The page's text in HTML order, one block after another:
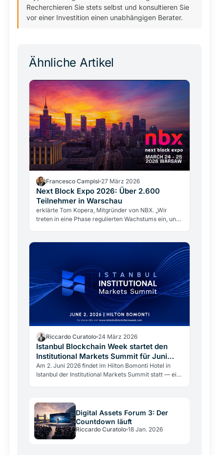
Recherchieren Sie stets selbst und konsultieren Sie
vor einer Investition einen unabhängigen Berater.
Ähnliche Artikel
Francesco Campisi 27 März 2026
Next Block Expo 2026: Über 2.600
Teilnehmer in Warschau
erklärte Tom Kopera, Mitgründer von NBX. „Wir
treten in eine Phase regulierten Wachstums ein, und
Riccardo Curatolo 24 März 2026
Istanbul Blockchain Week startet den
Institutional Markets Summit für Juni
2026
Am 2. Juni 2026 findet im Hilton Bomonti Hotel in
Istanbul der Institutional Markets Summit statt — ein
Digital Assets Forum 3: Der
Countdown läuft
Riccardo Curatolo 18 Jan. 2026